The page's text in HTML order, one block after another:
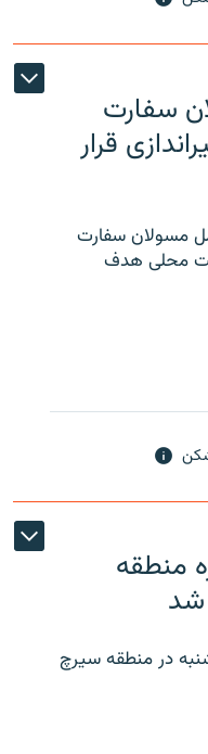
سفارت
قرار
مسولان سفارت
محلی هدف
منطقه
در منطقه سیرچ